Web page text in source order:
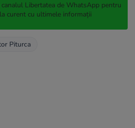
Libertatea de WhatsApp pentru
curent cu ultimele informații
Piturca